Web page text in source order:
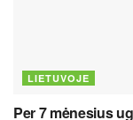
LIETUVOJE
Per 7 mėnesius